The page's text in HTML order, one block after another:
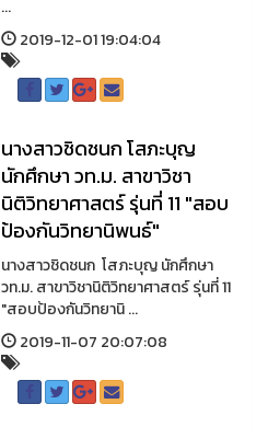
...
2019-12-01 19:04:04
นางสาวชิดชนก โสภะบุญ
นักศึกษา วท.ม. สาขาวิชา
นิติวิทยาศาสตร์ รุ่นที่ 11 "สอบ
ป้องกันวิทยานิพนธ์"
นางสาวชิดชนก โสภะบุญ นักศึกษา
วท.ม. สาขาวิชานิติวิทยาศาสตร์ รุ่นที่ 11
"สอบป้องกันวิทยานิ ...
2019-11-07 20:07:08